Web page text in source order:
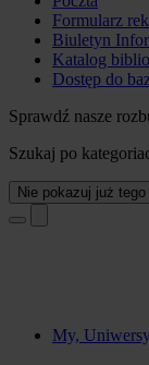
Formularz
Biuletyn
Katalog
Dostęp do
Sprawdź nasze
Szukaj po
Nie pokazuj już
My,